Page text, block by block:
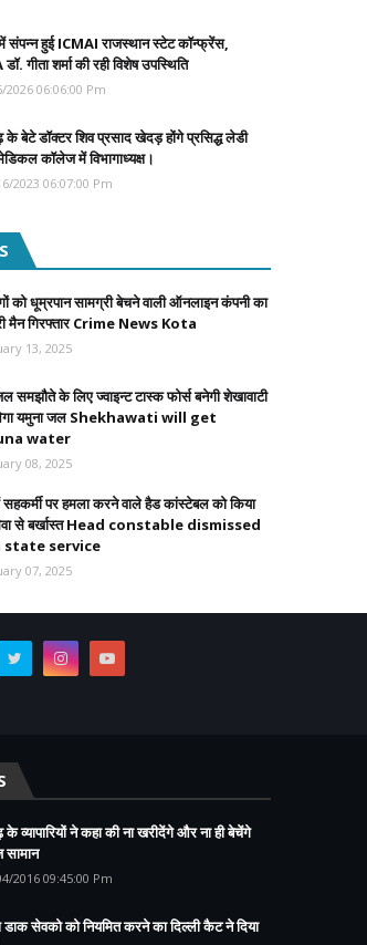
संपन्न हुई ICMAI राजस्थान स्टेट कॉन्फ्रेंस,
गीता शर्मा की रही विशेष उपस्थिति
2026 06:06:00 Pm
बेटे डॉक्टर शिव प्रसाद खेदड़ होंगे प्रसिद्ध लेडी
मेडिकल कॉलेज में विभागाध्यक्ष।
2023 06:07:00 Pm
को धूम्रपान सामग्री बेचने वाली ऑनलाइन कंपनी का
मैन गिरफ्तार Crime News Kota
13, 2025
समझौते के लिए ज्वाइन्ट टास्क फोर्स बनेगी शेखावाटी
यमुना जल Shekhawati will get
water
08, 2025
सहकर्मी पर हमला करने वाले हैड कांस्टेबल को किया
से बर्खास्त Head constable dismissed
state service
07, 2025
व्यापारियों ने कहा की ना खरीदेंगे और ना ही बेचेंगे
सामान
2016 09:45:00 Pm
डाक सेवको को नियमित करने का दिल्ली कैट ने दिया